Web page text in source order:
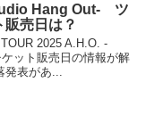
Hang Out- ツ
売日は？
2025 A.H.O. -
ット販売日の情報が解
表があ...